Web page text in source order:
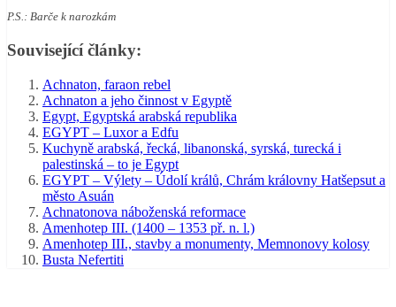
P.S.: Barče k narozkám
Související články:
Achnaton, faraon rebel
Achnaton a jeho činnost v Egyptě
Egypt, Egyptská arabská republika
EGYPT – Luxor a Edfu
Kuchyně arabská, řecká, libanonská, syrská, turecká i
palestinská – to je Egypt
EGYPT – Výlety – Údolí králů, Chrám královny Hatšepsut a
město Asuán
Achnatonova náboženská reformace
Amenhotep III. (1400 – 1353 př. n. l.)
Amenhotep III., stavby a monumenty, Memnonovy kolosy
Busta Nefertiti